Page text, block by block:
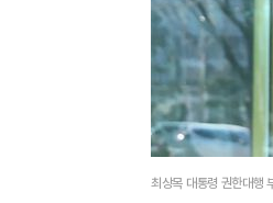
최상목 대통령 권한대행